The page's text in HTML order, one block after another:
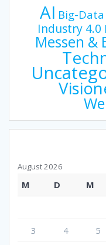
AI Big-Data
Industry 4.0
Messen &
August 2026
M D M
3
4 5